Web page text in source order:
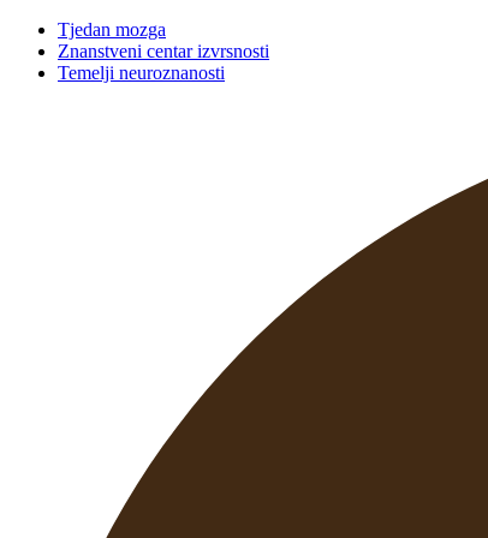
Tjedan mozga
Znanstveni centar izvrsnosti
Temelji neuroznanosti